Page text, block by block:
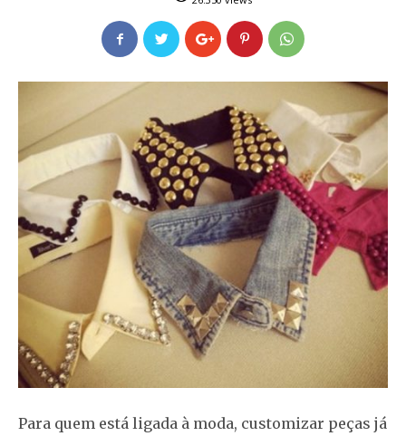
Para quem está ligada à moda, customizar peças já